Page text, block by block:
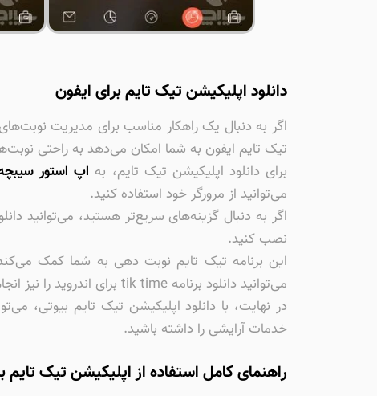
دانلود اپلیکیشن تیک تایم برای ایفون
اگر به دنبال یک راهکار مناسب برای مدیریت
تیک تایم ایفون به شما امکان می‌دهد به راحتی
برای دانلود اپلیکیشن تیک تایم، به اپ استور
می‌توانید از مرورگر خود استفاده کنید.
نصب کنید.
این برنامه تیک تایم نوبت دهی به شما کمک
می‌توانید دانلود برنامه tik time برای اندروید را نیز انجام دهید.
در نهایت، با دانلود اپلیکیشن تیک تایم بیوتی،
خدمات آرایشی را داشته باشید.
راهنمای کامل استفاده از اپلیکیشن تیک